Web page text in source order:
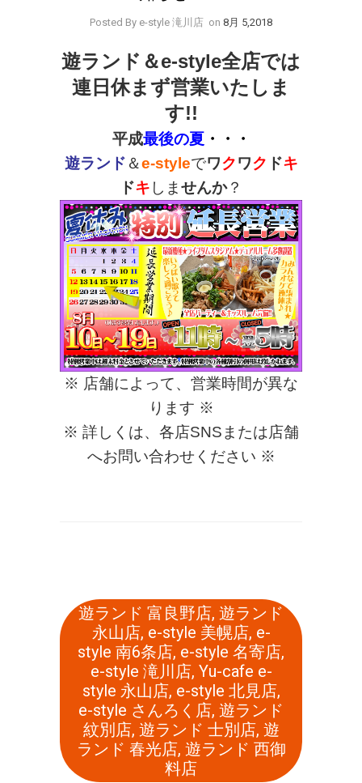
Posted By e-style 滝川店 on 8月 5,2018
遊ランド＆e-style全店では
連日休まず営業いたしま
す!!
平成最後の夏 ・・・
遊ランド ＆e-styleでワクワク ドキ
ドキ しませんか？
※ 店舗によって、営業時間が異な
ります ※
※ 詳しくは、各店SNSまたは店舗
へお問い合わせください ※
遊ランド 富良野店, 遊ランド
永山店, e-style 美幌店, e-
style 南6条店, e-style 名寄店,
e-style 滝川店, Yu-cafe e-
style 永山店, e-style 北見店,
e-style さんろく店, 遊ランド
紋別店, 遊ランド 士別店, 遊
ランド 春光店, 遊ランド 西御
料店